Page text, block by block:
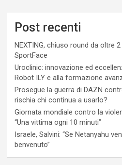
Post recenti
NEXTING, chiuso round da oltre
SportFace
Uroclinic: innovazione ed
Robot ILY e alla formazione
Prosegue la guerra di DAZN
rischia chi continua a usarlo?
Giornata mondiale contro la
“Una vittima ogni 10 minuti”
Israele, Salvini: “Se Netanyahu
benvenuto”